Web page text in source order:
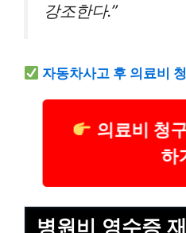
강조한다.”
자동차사고 후 의료비
의료비 청
하
병원비 영수증